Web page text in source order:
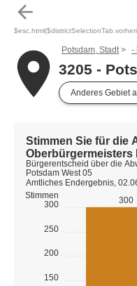
arrow_back
placePotsdam, Stadt -
3205 -
Anderes Gebiet
150
200
250
300
Stimmen
300
Stimmen Sie für die
Oberbürgermeisters
Bürgerentscheid über die
Potsdam West 05
Amtliches Endergebnis,